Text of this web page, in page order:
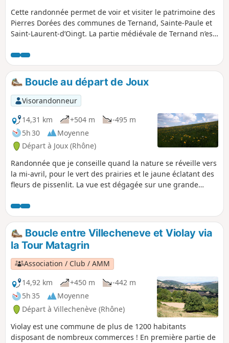
Cette randonnée permet de voir et visiter le patrimoine des
Pierres Dorées des communes de Ternand, Sainte-Paule et
Saint-Laurent-d’Oingt. La partie médiévale de Ternand n’est
Boucle au départ de Joux
Visorandonneur
14,31 km
+504 m
-495 m
5h 30
Moyenne
Départ à Joux (Rhône)
Randonnée que je conseille quand la nature se réveille vers
la mi-avril, pour le vert des prairies et le jaune éclatant des
fleurs de pissenlit. La vue est dégagée sur une grande
vue sur le département de la Loire et du Rhône. Le pique-
nique au bord de l'étang est très appréciable et apaisant. Le
sentier de retour à proximité de la rivière (Turdine) est très
sauvages et calme.
Boucle entre Villecheneve et Violay via
la Tour Matagrin
Association / Club / AMM
14,92 km
+450 m
-442 m
5h 35
Moyenne
Départ à Villechenève (Rhône)
Violay est une commune de plus de 1200 habitants
disposant de nombreux commerces ! En première partie de